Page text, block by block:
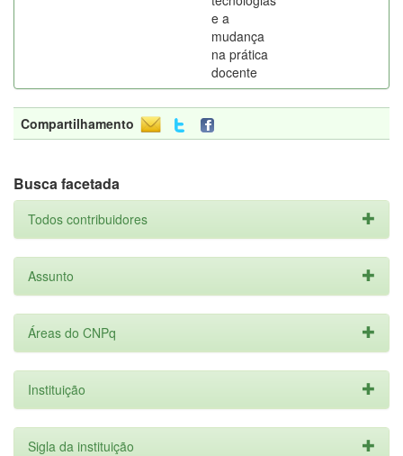
e a
mudança
na prática
docente
Compartilhamento
Busca facetada
Todos contribuidores
Assunto
Áreas do CNPq
Instituição
Sigla da instituição